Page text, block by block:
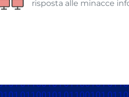
risposta alle minacce